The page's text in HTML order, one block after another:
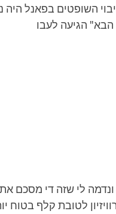
השופטים בפאנל
הבא" הגיעה לעבו
לי שזה די מסכם
לטובת קלף בטוח